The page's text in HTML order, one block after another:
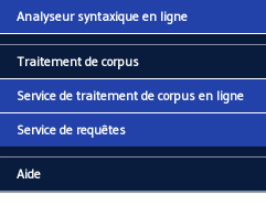
Analyseur syntaxique en ligne
Traitement de corpus
Service de traitement de corpus en ligne
Service de requêtes
Aide